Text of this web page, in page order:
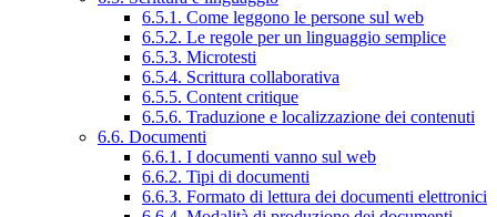
6.5.1. Come leggono le persone sul web
6.5.2. Le regole per un linguaggio semplice
6.5.3. Microtesti
6.5.4. Scrittura collaborativa
6.5.5. Content critique
6.5.6. Traduzione e localizzazione dei contenuti
6.6. Documenti
6.6.1. I documenti vanno sul web
6.6.2. Tipi di documenti
6.6.3. Formato di lettura dei documenti elettronici